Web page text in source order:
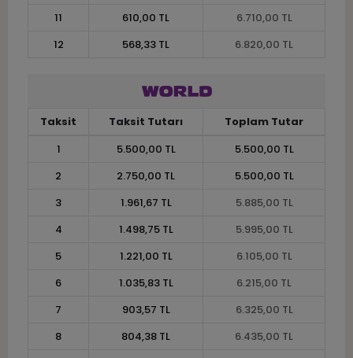
11
610,00 TL
6.710,00 TL
12
568,33 TL 6.820,00 TL
Taksit Taksit Tutarı
Toplam Tutar
1
5.500,00 TL
5.500,00 TL
2
2.750,00 TL
5.500,00 TL
3
1.961,67 TL
5.885,00 TL
4
1.498,75 TL
5.995,00 TL
5
1.221,00 TL
6.105,00 TL
6
1.035,83 TL
6.215,00 TL
7
903,57 TL
6.325,00 TL
8
804,38 TL
6.435,00 TL